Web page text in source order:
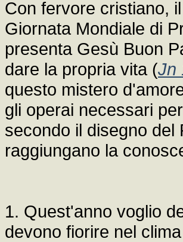
Con fervore cristiano,
Giornata Mondiale di
presenta Gesù Buon
dare la propria vita (Jn
questo mistero
gli operai necessari
secondo il disegno del
raggiungano la
1. Quest'anno voglio
devono fiorire nel